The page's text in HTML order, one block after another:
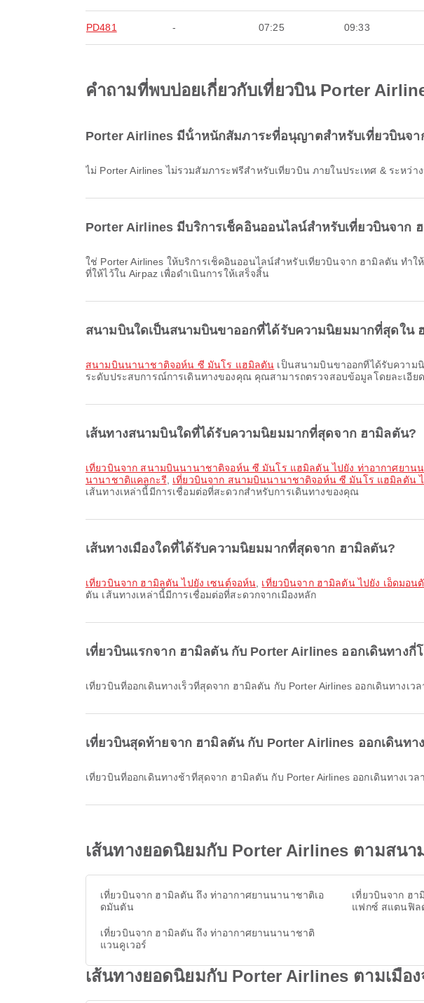
PD481 - 07:25 09:33
คำถามที่พบบ่อยเกี่ยวกับเที่ยวบิน Porter
Porter Airlines มีน้ําหนักสัมภาระที่อนุญาตสําหรับเที่ยวบินจ
ไม่ Porter Airlines ไม่รวมสัมภาระฟรีสำหรับเที่ยวบิน ภายในประเทศ & ระห
Porter Airlines มีบริการเช็คอินออนไลน์สำหรับเที่ยวบินจาก
ใช่ Porter Airlines ให้บริการเช็คอินออนไลน์สำหรับเที่ยวบินจาก ฮามิลตัน ทำให้คุณเช็คอินเที่ยวบินของคุณได้อย่างสะดวกผ่านเว็บไซต์หรือแอปของสายการบิน เพียงทำตามคำแนะนำ
ที่ให้ไว้ใน Airpaz เพื่อดำเนินการให้เสร็จสิ้น
สนามบินใดเป็นสนามบินขาออกที่ได้รับความนิยมมากที่สุดใน
สนามบินนานาชาติจอห์น ซี มันโร แฮมิลตัน เป็นสนามบินขาออกที่ได้รับความ
ระดับประสบการณ์การเดินทางของคุณ คุณสามารถตรวจสอบข้อมูลโดยละเอีย
เส้นทางสนามบินใดที่ได้รับความนิยมมากที่สุดจาก ฮามิลตัน?
เที่ยวบินจาก สนามบินนานาชาติจอห์น ซี มันโร แฮมิลตัน ไปยัง ท่าอากาศยาน
นานาชาติแคลกะรี
เที่ยวบินจาก สนามบินนานาชาติจอห์น ซี มันโร แฮมิลตัน
เส้นทางเหล่านี้มีการเชื่อมต่อที่สะดวกสำหรับการเดินทางของคุณ
เส้นทางเมืองใดที่ได้รับความนิยมมากที่สุดจาก ฮามิลตัน?
เที่ยวบินจาก ฮามิลตัน ไปยัง เซนต์จอห์น เที่ยวบินจาก ฮามิลตัน ไปยัง เอ็ดมอน
ตัน เส้นทางเหล่านี้มีการเชื่อมต่อที่สะดวกจากเมืองหลัก
เที่ยวบินแรกจาก ฮามิลตัน กับ Porter Airlines ออกเดินทางกี่
เที่ยวบินที่ออกเดินทางเร็วที่สุดจาก ฮามิลตัน กับ Porter Airlines ออกเดินทาง
เที่ยวบินสุดท้ายจาก ฮามิลตัน กับ Porter Airlines ออกเดินทา
เที่ยวบินที่ออกเดินทางช้าที่สุดจาก ฮามิลตัน กับ Porter Airlines ออกเดินทางเ
เส้นทางยอดนิยมกับ Porter Airlines ตามสน
เที่ยวบินจาก ฮามิลตัน ถึง ท่าอากาศยานนานาชาติเอ
ดมันตัน
เที่ยวบินจาก ฮ
แฟกซ์ สแตนฟิล
เที่ยวบินจาก ฮามิลตัน ถึง ท่าอากาศยานนานาชาติ
แวนคูเวอร์
เส้นทางยอดนิยมกับ Porter Airlines ตามเมือ